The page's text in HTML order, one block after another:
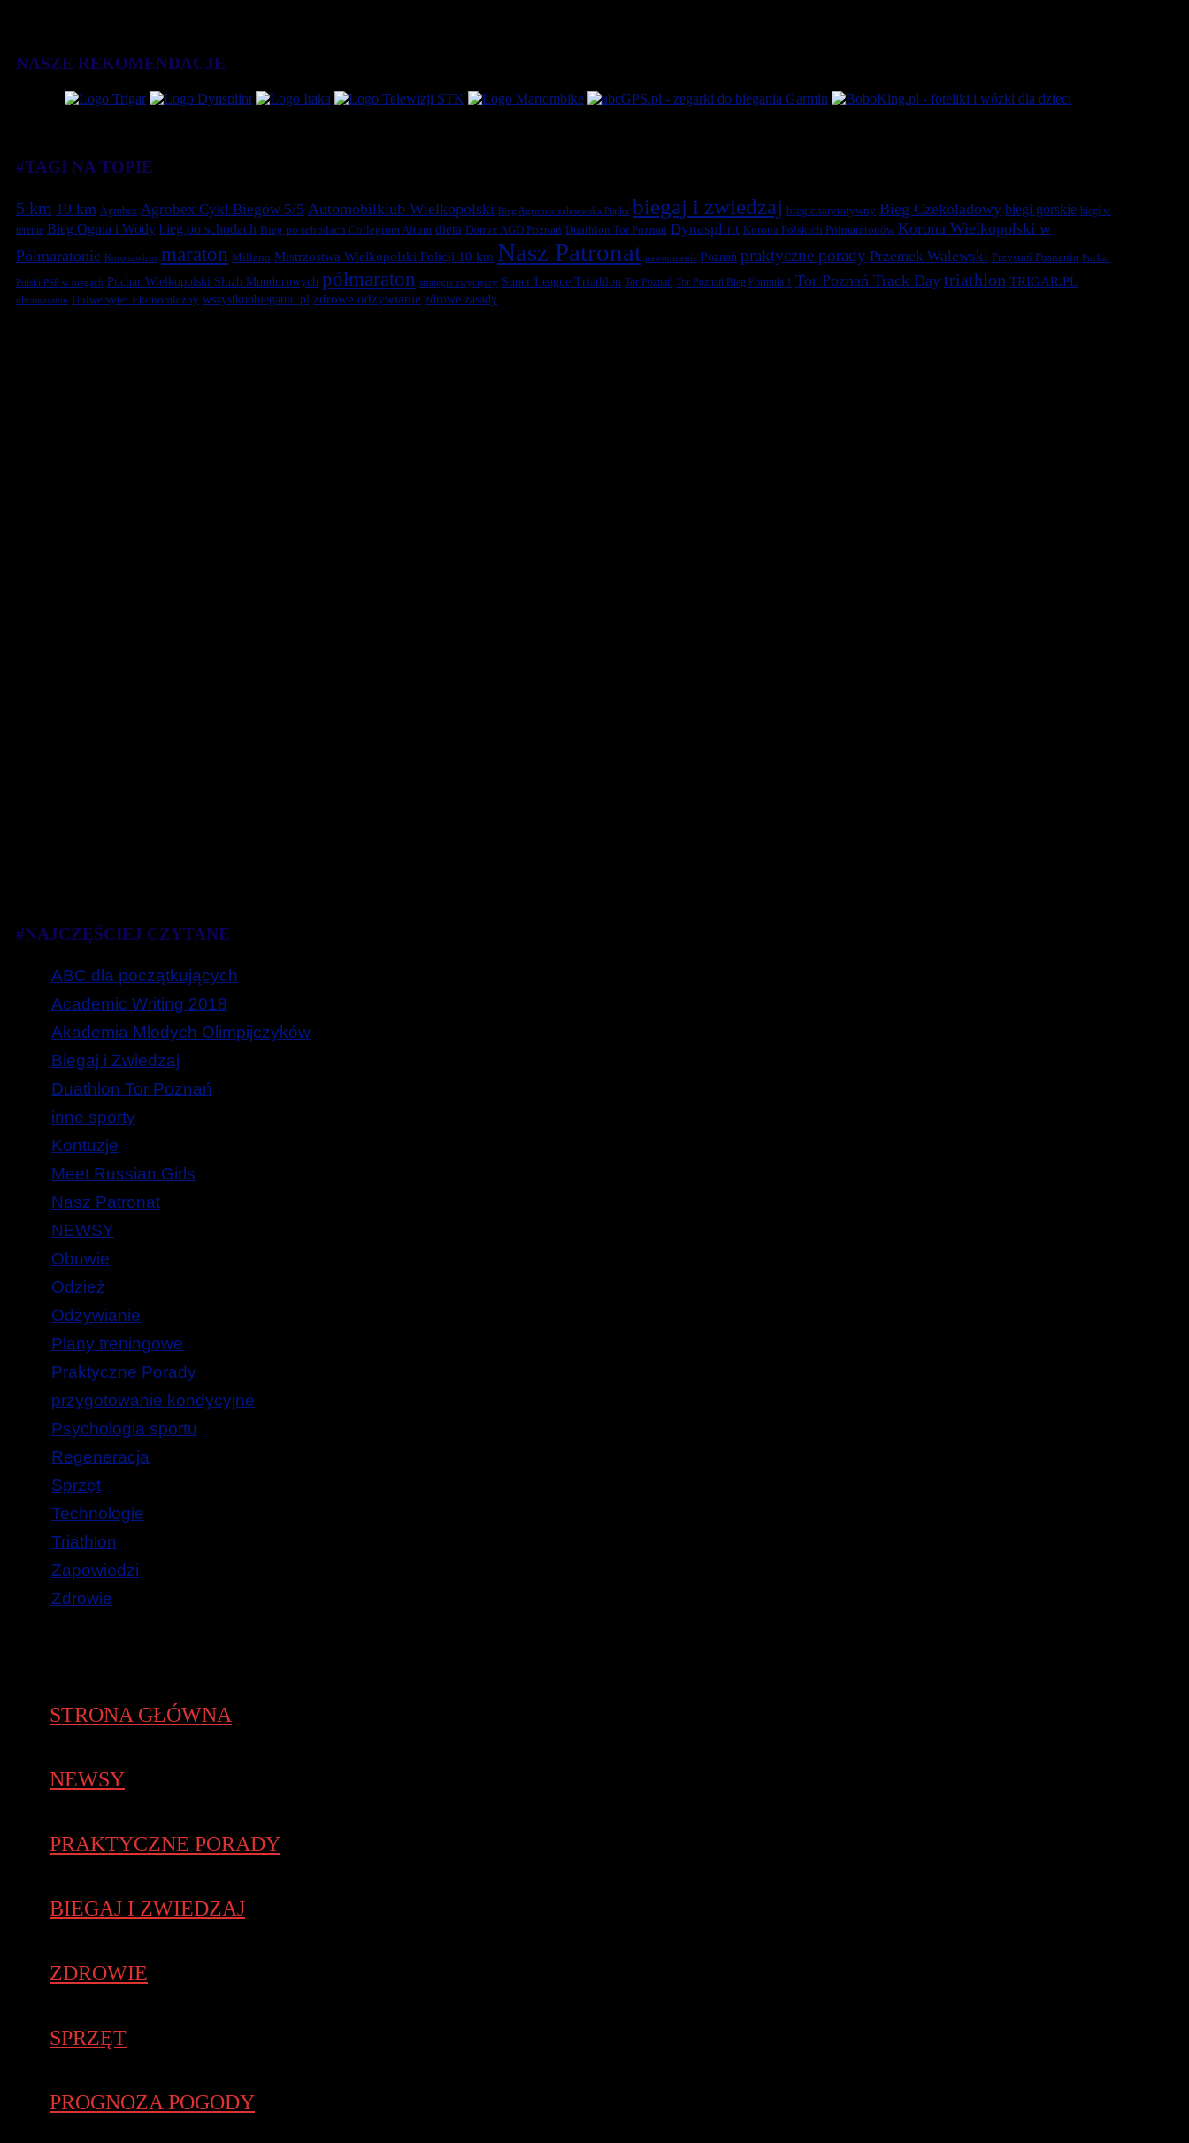
NASZE REKOMENDACJE
#TAGI NA TOPIE
5 km 10 km Agrobex Agrobex Cykl Biegów 5/5 Automobilklub Wielkopolski Bieg Agrobex zalasewska Piątka biegaj i zwiedzaj bieg charytatywny Bieg Czekoladowy biegi górskie biegi w
terenie Bieg Ognia i Wody bieg po schodach Bieg po schodach Collegium Altum dieta Domix AGD Poznań Duathlon Tor Poznań Dynasplint Korona Polskich Półmaratonów Korona Wielkopolski w
Półmaratonie Koronawirus maraton Millano Mistrzostwa Wielkopolski Policji 10 km Nasz Patronat nawodnienie Poznań praktyczne porady Przemek Walewski Przystań Posnania Puchar
Polski PSP w biegach Puchar Wielkopolski Służb Mundurowych półmaraton strategia zwycięzcy Super League Triathlon Tor Poznań Tor Poznań Bieg Formuła 1 Tor Poznań Track Day triathlon TRIGAR.PL
ultramaraton Uniwersytet Ekonomiczny wszystkoobieganiu.pl zdrowe odżywianie zdrowe zasady
#NAJCZĘŚCIEJ CZYTANE
ABC dla początkujących
Academic Writing 2018
Akademia Młodych Olimpijczyków
Biegaj i Zwiedzaj
Duathlon Tor Poznań
inne sporty
Kontuzje
Meet Russian Girls
Nasz Patronat
NEWSY
Obuwie
Odzież
Odżywianie
Plany treningowe
Praktyczne Porady
przygotowanie kondycyjne
Psychologia sportu
Regeneracja
Sprzęt
Technologie
Triathlon
Zapowiedzi
Zdrowie
STRONA GŁÓWNA
NEWSY
PRAKTYCZNE PORADY
BIEGAJ I ZWIEDZAJ
ZDROWIE
SPRZĘT
PROGNOZA POGODY